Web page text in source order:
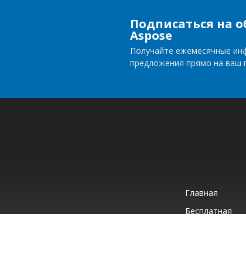
Подписаться на
Aspose
Получайте ежемесячные
предложения прямо на ваш
Главная
Бесплатная